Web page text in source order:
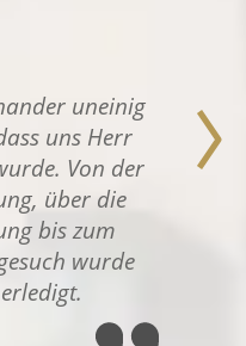
uneinig
uns Herr
Von der
über die
bis zum
wurde